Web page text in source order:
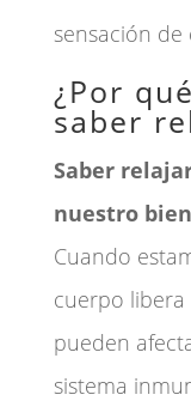
sensación
¿Por
saber
Saber
nuestro
Cuando
cuerpo
pueden
sistema